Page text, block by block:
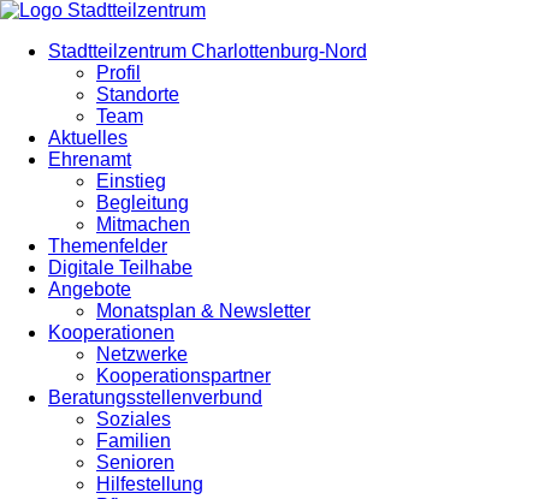
Stadtteilzentrum Charlottenburg-Nord
Profil
Standorte
Team
Aktuelles
Ehrenamt
Einstieg
Begleitung
Mitmachen
Themenfelder
Digitale Teilhabe
Angebote
Monatsplan & Newsletter
Kooperationen
Netzwerke
Kooperationspartner
Beratungsstellenverbund
Soziales
Familien
Senioren
Hilfestellung